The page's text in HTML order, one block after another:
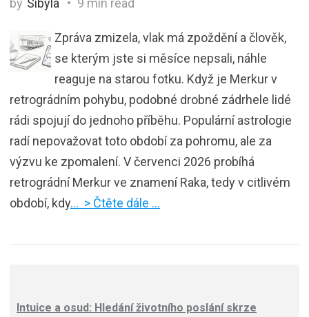
by Sibyla 9 min read
Zpráva zmizela, vlak má zpoždění a člověk,
se kterým jste si měsíce nepsali, náhle
reaguje na starou fotku. Když je Merkur v
retrográdním pohybu, podobné drobné zádrhele lidé
rádi spojují do jednoho příběhu. Populární astrologie
radí nepovažovat toto období za pohromu, ale za
výzvu ke zpomalení. V červenci 2026 probíhá
retrográdní Merkur ve znamení Raka, tedy v citlivém
období, kdy… > Čtěte dále …
Intuice a osud: Hledání životního poslání skrze